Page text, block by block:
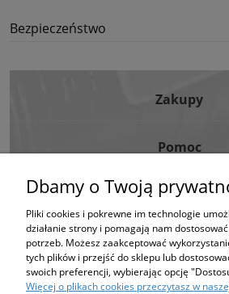
Bezpieczeństwo
Zakupy
Pomoc
Moje Konto
Informacje
Strona korzysta z plików cookies w celu
Dbamy o Twoją
Pliki cookies i pokrewne im technologie
działanie strony i pomagają nam
potrzeb. Możesz zaakceptować
tych plików i przejść do sklepu lub
swoich preferencji, wybierając opcję
Więcej o plikach cookies przeczytasz w